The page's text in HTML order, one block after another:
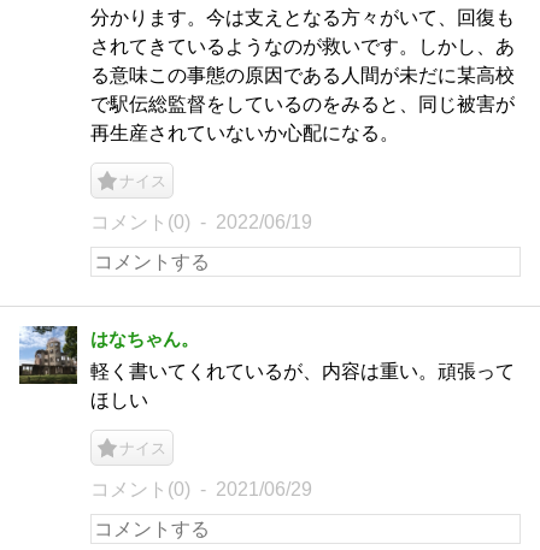
分かります。今は支えとなる方々がいて、回復も
されてきているようなのが救いです。しかし、あ
る意味この事態の原因である人間が未だに某高校
で駅伝総監督をしているのをみると、同じ被害が
再生産されていないか心配になる。
ナイス
コメント(0) 2022/06/19
はなちゃん。
軽く書いてくれているが、内容は重い。頑張って
ほしい
ナイス
コメント(0) 2021/06/29